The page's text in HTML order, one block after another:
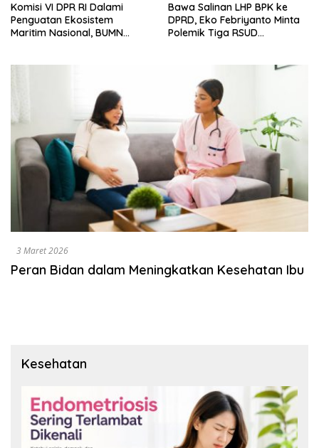
Komisi VI DPR RI Dalami
Penguatan Ekosistem
Maritim Nasional, BUMN
Bawa Salinan LHP BPK ke
DPRD, Eko Febriyanto Minta
Polemik Tiga RSUD
3 Maret 2026
Peran Bidan dalam Meningkatkan Kesehatan Ibu
Kesehatan